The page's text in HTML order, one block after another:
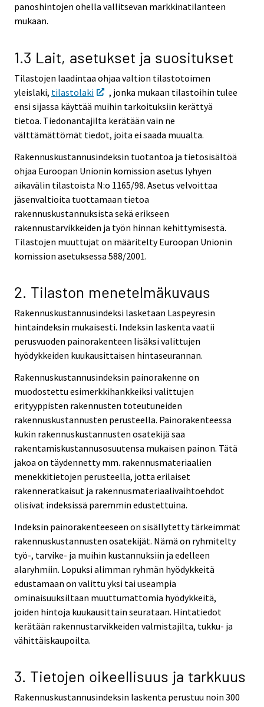
panoshintojen ohella vallitsevan markkinatilanteen
mukaan.
1.3 Lait, asetukset ja suositukset
Tilastojen laadintaa ohjaa valtion tilastotoimen
yleislaki, tilastolaki
, jonka mukaan tilastoihin tulee
ensi sijassa käyttää muihin tarkoituksiin kerättyä
tietoa. Tiedonantajilta kerätään vain ne
välttämättömät tiedot, joita ei saada muualta.
Rakennuskustannusindeksin tuotantoa ja tietosisältöä
ohjaa Euroopan Unionin komission asetus lyhyen
aikavälin tilastoista N:o 1165/98. Asetus velvoittaa
jäsenvaltioita tuottamaan tietoa
rakennuskustannuksista sekä erikseen
rakennustarvikkeiden ja työn hinnan kehittymisestä.
Tilastojen muuttujat on määritelty Euroopan Unionin
komission asetuksessa 588/2001.
2. Tilaston menetelmäkuvaus
Rakennuskustannusindeksi lasketaan Laspeyresin
hintaindeksin mukaisesti. Indeksin laskenta vaatii
perusvuoden painorakenteen lisäksi valittujen
hyödykkeiden kuukausittaisen hintaseurannan.
Rakennuskustannusindeksin painorakenne on
muodostettu esimerkkihankkeiksi valittujen
erityyppisten rakennusten toteutuneiden
rakennuskustannusten perusteella. Painorakenteessa
kukin rakennuskustannusten osatekijä saa
rakentamiskustannusosuutensa mukaisen painon. Tätä
jakoa on täydennetty mm. rakennusmateriaalien
menekkitietojen perusteella, jotta erilaiset
rakenneratkaisut ja rakennusmateriaalivaihtoehdot
olisivat indeksissä paremmin edustettuina.
Indeksin painorakenteeseen on sisällytetty tärkeimmät
rakennuskustannusten osatekijät. Nämä on ryhmitelty
työ-, tarvike- ja muihin kustannuksiin ja edelleen
alaryhmiin. Lopuksi alimman ryhmän hyödykkeitä
edustamaan on valittu yksi tai useampia
ominaisuuksiltaan muuttumattomia hyödykkeitä,
joiden hintoja kuukausittain seurataan. Hintatiedot
kerätään rakennustarvikkeiden valmistajilta, tukku- ja
vähittäiskaupoilta.
3. Tietojen oikeellisuus ja tarkkuus
Rakennuskustannusindeksin laskenta perustuu noin 300